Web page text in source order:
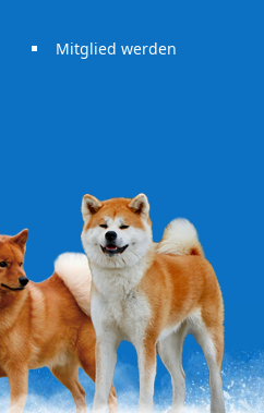
Mitglied werden